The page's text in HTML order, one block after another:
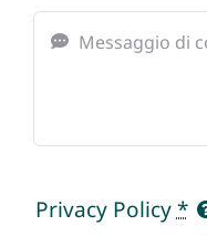
Privacy Policy*